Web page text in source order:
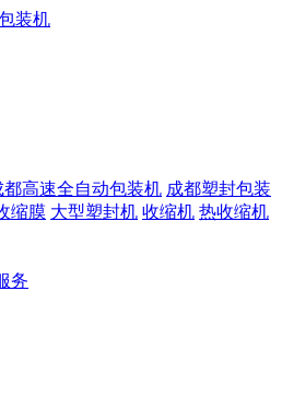
都高速全自动包装机 成都塑封包装
缩膜 大型塑封机 收缩机 热收缩机
务